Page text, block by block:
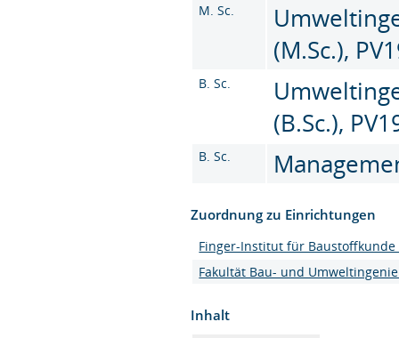
M. Sc.
(M.Sc.),
B. Sc.
(B.Sc.),
B. Sc.
Zuordnung zu Einrichtungen
Finger-Institut für Baustoffkunde
Fakultät Bau- und
Inhalt